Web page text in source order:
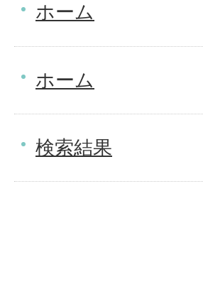
ホーム
ホーム
検索結果